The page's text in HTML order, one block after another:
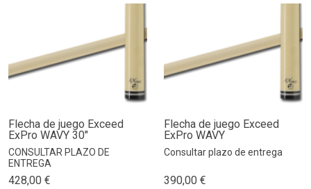
Flecha de juego Exceed
ExPro WAVY 30"
CONSULTAR PLAZO DE
ENTREGA
428,00 €
Flecha de juego Exceed
ExPro WAVY
Consultar plazo de entrega
390,00 €